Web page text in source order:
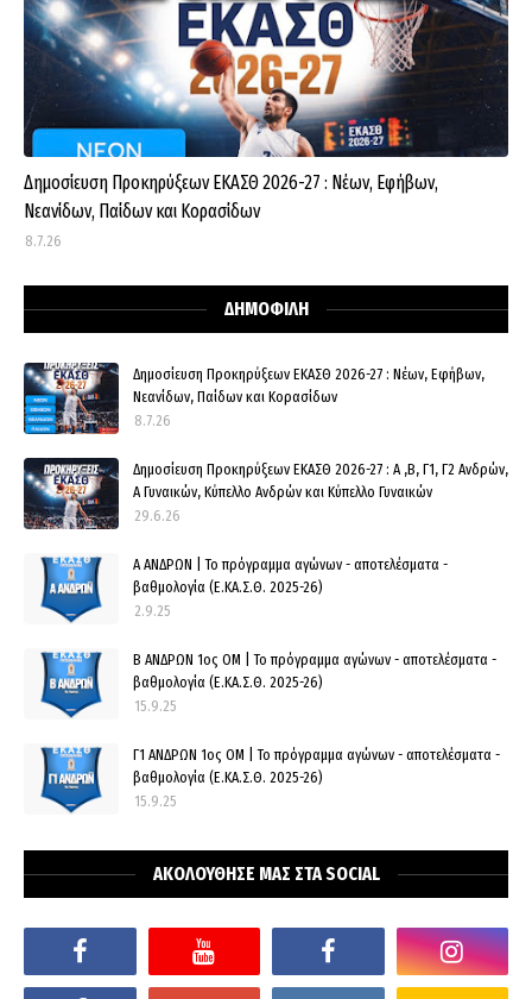
Δημοσίευση Προκηρύξεων ΕΚΑΣΘ 2026-27 : Νέων, Εφήβων,
Νεανίδων, Παίδων και Κορασίδων
8.7.26
ΔΗΜΟΦΙΛΗ
Δημοσίευση Προκηρύξεων ΕΚΑΣΘ 2026-27 : Νέων, Εφήβων,
Νεανίδων, Παίδων και Κορασίδων
8.7.26
Δημοσίευση Προκηρύξεων ΕΚΑΣΘ 2026-27 : Α ,Β, Γ1, Γ2 Ανδρών,
Α Γυναικών, Κύπελλο Ανδρών και Κύπελλο Γυναικών
29.6.26
Α ΑΝΔΡΩΝ | Το πρόγραμμα αγώνων - αποτελέσματα -
βαθμολογία (Ε.ΚΑ.Σ.Θ. 2025-26)
2.9.25
Β ΑΝΔΡΩΝ 1ος ΟΜ | Το πρόγραμμα αγώνων - αποτελέσματα -
βαθμολογία (Ε.ΚΑ.Σ.Θ. 2025-26)
15.9.25
Γ1 ΑΝΔΡΩΝ 1ος ΟΜ | Το πρόγραμμα αγώνων - αποτελέσματα -
βαθμολογία (Ε.ΚΑ.Σ.Θ. 2025-26)
15.9.25
ΑΚΟΛΟΥΘΗΣΕ ΜΑΣ ΣΤΑ SOCIAL